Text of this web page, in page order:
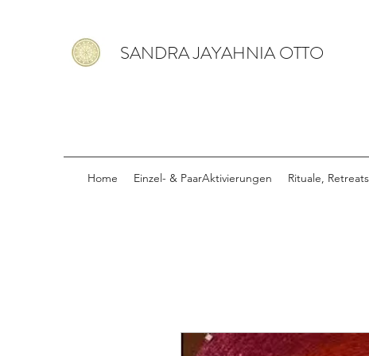
SANDRA JAYAHNIA OTTO
Home Einzel- & PaarAktivierungen Rituale,